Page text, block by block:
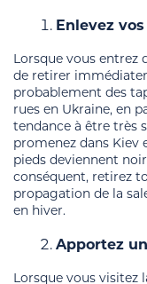
Enlevez
Lorsque vous entrez
de retirer
probablement des
rues en Ukraine, en
tendance à être très
promenez dans Kiev
pieds deviennent
conséquent, retirez
propagation de la
en hiver.
Apportez
Lorsque vous visitez